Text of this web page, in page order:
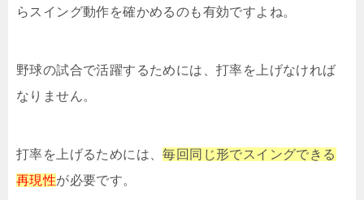
らスイング動作を確かめるのも有効ですよね。
野球の試合で活躍するためには、打率を上げなければ
なりません。
打率を上げるためには、毎回同じ形でスイングできる
再現性が必要です。